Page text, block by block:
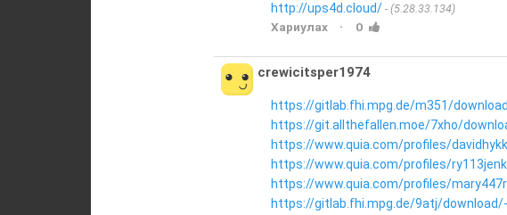
http://ups4d.cloud/ (5.28.33.134)
Хариулах · 0
crewicitsper1974
https://gitlab.fhi.mpg.de/m351/
https://git.allthefallen.moe/7xho/
https://www.quia.com/profiles/
https://www.quia.com/profiles/
https://www.quia.com/profiles/
https://gitlab.fhi.mpg.de/9atj/